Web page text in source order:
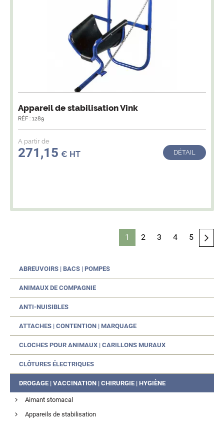
Appareil de stabilisation Vink
RÉF : 1289
A partir de
271,15 € HT DÉTAIL
1 2 3 4 5
ABREUVOIRS | BACS | POMPES
ANIMAUX DE COMPAGNIE
ANTI-NUISIBLES
ATTACHES | CONTENTION | MARQUAGE
CLOCHES POUR ANIMAUX | CARILLONS MURAUX
CLÔTURES ÉLECTRIQUES
DROGAGE | VACCINATION | CHIRURGIE | HYGIÈNE
Aimant stomacal
Appareils de stabilisation